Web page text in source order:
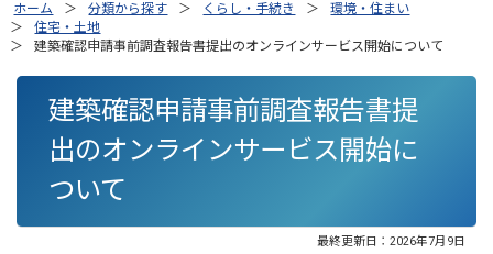
ホーム 分類から探す くらし・手続き
環境・住まい
住宅・土地
建築確認申請事前調査報告書提出のオンラインサービス開始について
建築確認申請事前調査報告書提
出のオンラインサービス開始に
ついて
最終更新日： 2026年7月9日